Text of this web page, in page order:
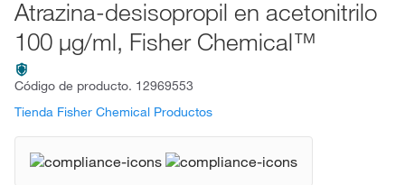
Atrazina-desisopropil en acetonitrilo
100 μg/ml, Fisher Chemical™
Código de producto. 12969553
Tienda Fisher Chemical Productos